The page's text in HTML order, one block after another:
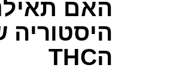
האם
הTHC